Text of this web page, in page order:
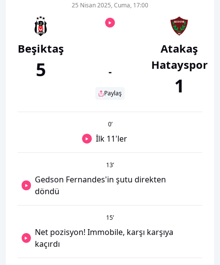
Beşiktaş
5
25 Nisan 2025, Cuma, 17:00
-
Paylaş
Atakaş
Hatayspor
1
0’
İlk 11'ler
13’
Gedson Fernandes'in şutu direkten
döndü
15’
Net pozisyon! Immobile, karşı karşıya
kaçırdı